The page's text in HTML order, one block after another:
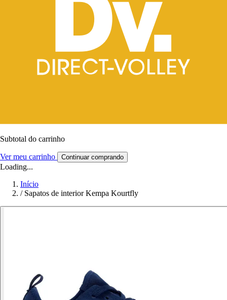
Subtotal do carrinho
Ver meu carrinho Continuar comprando
Loading...
Início
/ Sapatos de interior Kempa Kourtfly